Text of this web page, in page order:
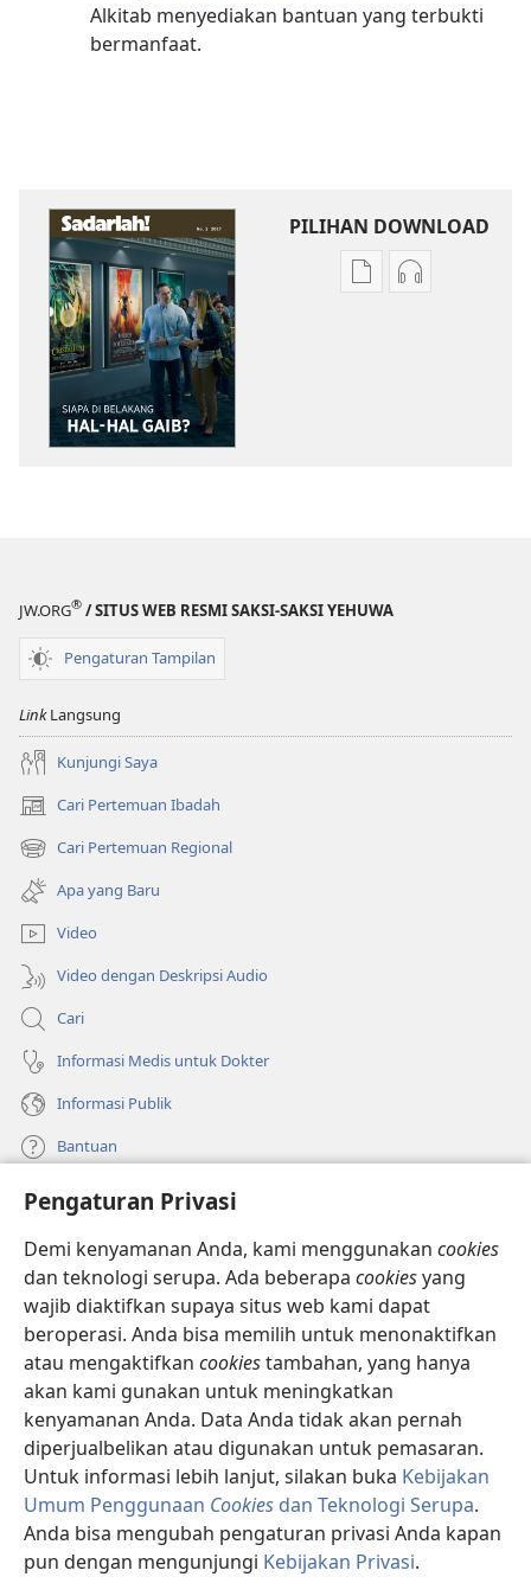
Pengaturan Privasi
Demi kenyamanan Anda, kami menggunakan cookies
dan teknologi serupa. Ada beberapa cookiesyang
wajib diaktifkan supaya situs web kami dapat
beroperasi. Anda bisa memilih untuk menonaktifkan
atau mengaktifkan cookiestambahan, yang hanya
akan kami gunakan untuk meningkatkan
kenyamanan Anda. Data Anda tidak akan pernah
diperjualbelikan atau digunakan untuk pemasaran.
Untuk informasi lebih lanjut, silakan buka Kebijakan
Umum Penggunaan Cookies dan Teknologi Serupa.
Anda bisa mengubah pengaturan privasi Anda kapan
pun dengan mengunjungi Kebijakan Privasi.
Alkitab menyediakan bantuan yang terbukti
bermanfaat.
PILIHAN DOWNLOAD
PilihanPilihan
JW.ORG® / SITUS WEB RESMI SAKSI-SAKSI YEHUWA
Pengaturan Tampilan
LinkLangsung
Kunjungi Saya
Cari Pertemuan Ibadah
(terbuka
di
window
baru)
Cari Pertemuan Regional
(terbuka
di
window
baru)
Apa yang Baru
Video
Video dengan Deskripsi Audio
Cari
Informasi Medis untuk Dokter
Informasi Publik
Bantuan
Sumbangan
(terbuka
di
window
baru)
PERPUSTAKAAN ONLINE Menara Pengawal
(terbuka
di
window
(terbuka
di
window
baru)
JW Library ®
Watchtower Library
Copyright© 2026 Watch Tower Bible and Tract Society of Pennsylvania.
SYARAT PENGGUNAAN|KEBIJAKAN PRIVASI| PENGATURAN PRIVASI